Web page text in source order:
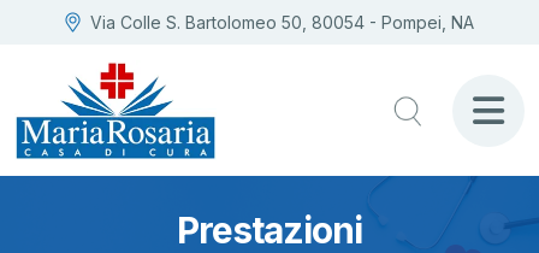
Via Colle S. Bartolomeo 50, 80054 - Pompei, NA
Prestazioni